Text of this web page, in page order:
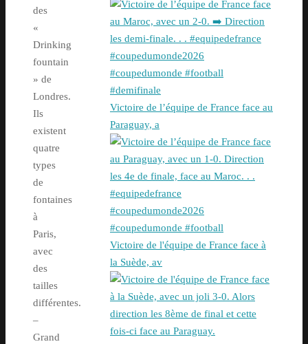
des
«
Drinking
fountain
» de
Londres.
Ils
existent
quatre
types
de
fontaines
à
Paris,
avec
des
tailles
différentes.
–
Grand
Victoire de l’équipe de France face au
Paraguay, a
Victoire de l'équipe de France face à
la Suède, av